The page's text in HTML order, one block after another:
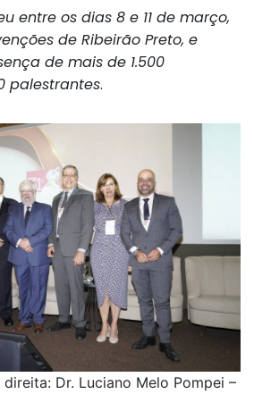
entre os dias 8 e 11 de março,
de Ribeirão Preto, e
de mais de 1.500
palestrantes.
Dr. Luciano Melo Pompei –